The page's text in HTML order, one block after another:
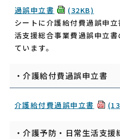
過誤申立書
(32KB)
シートに介護給付費過誤申
活支援総合事業費過誤申立
ています。
・介護給付費過誤申立書
介護給付費過誤申立書
・介護予防・日常生活支